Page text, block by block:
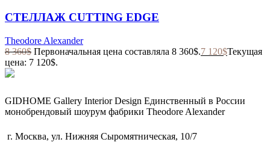
СТЕЛЛАЖ CUTTING EDGE
Theodore Alexander
8 360$ Первоначальная цена составляла 8 360$.7 120$Текущая
цена: 7 120$.
GIDHOME Gallery Interior Design Единственный в России
монобрендовый шоурум фабрики Theodore Alexander
г. Москва, ул. Нижняя Сыромятническая, 10/7